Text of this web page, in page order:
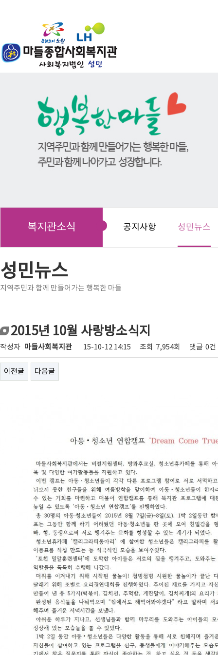
복지관소식 공지사항 성민뉴스
성민뉴스
지역주민과 함께 만들어가는 행복한 마들
2015년 10월 사랑방소식지
작성자 마들사회복지관 15-10-12 14:15 조회 7,954회 댓글 0건
이전글 다음글